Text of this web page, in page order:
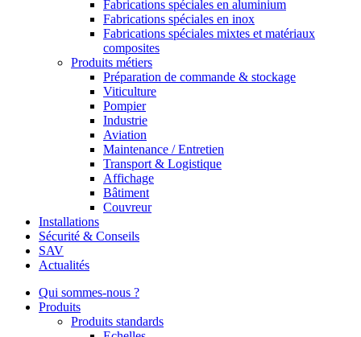
Fabrications spéciales en aluminium
Fabrications spéciales en inox
Fabrications spéciales mixtes et matériaux
composites
Produits métiers
Préparation de commande & stockage
Viticulture
Pompier
Industrie
Aviation
Maintenance / Entretien
Transport & Logistique
Affichage
Bâtiment
Couvreur
Installations
Sécurité & Conseils
SAV
Actualités
Qui sommes-nous ?
Produits
Produits standards